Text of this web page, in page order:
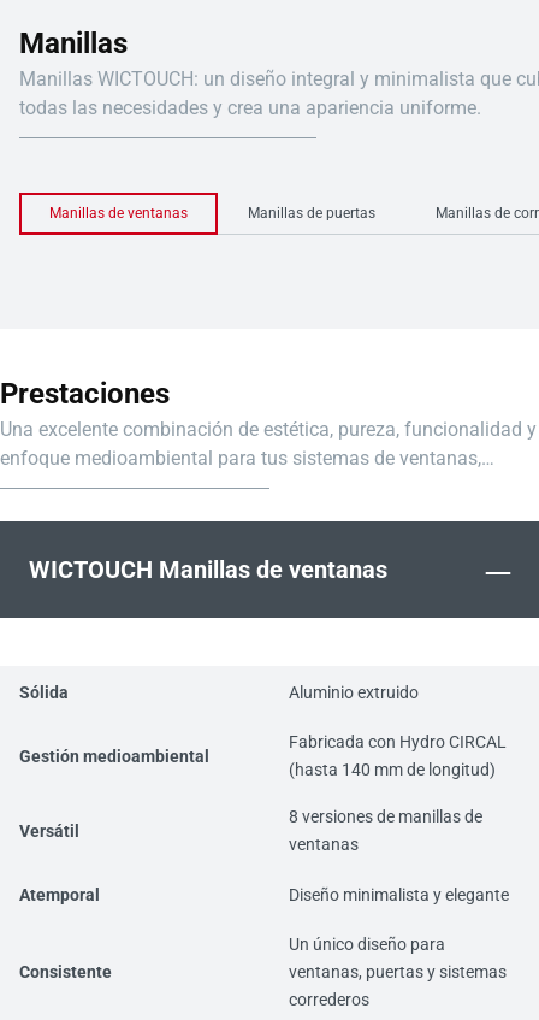
Manillas
Manillas WICTOUCH: un diseño integral y minimalista que
todas las necesidades y crea una apariencia uniforme.
Manillas de ventanas Manillas de puertas Manillas de
Prestaciones
Una excelente combinación de estética, pureza, funcionalidad y
enfoque medioambiental para tus sistemas de ventanas,
puertas y correderas.
WICTOUCH Manillas de ventanas –
Sólida Aluminio extruido
Gestión medioambiental
Fabricada con Hydro CIRCAL
(hasta 140 mm de longitud)
Versátil
8 versiones de manillas de
ventanas
Atemporal Diseño minimalista y elegante
Consistente
Un único diseño para
ventanas, puertas y sistemas
correderos